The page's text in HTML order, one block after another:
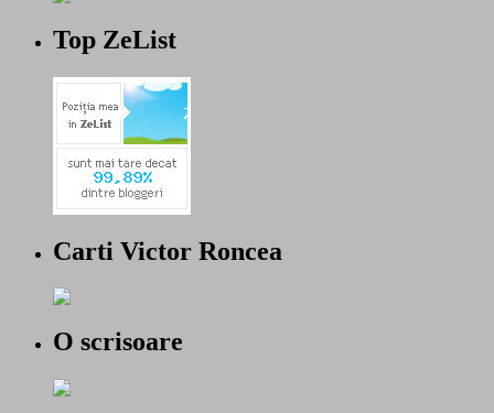
Top ZeList
Carti Victor Roncea
O scrisoare